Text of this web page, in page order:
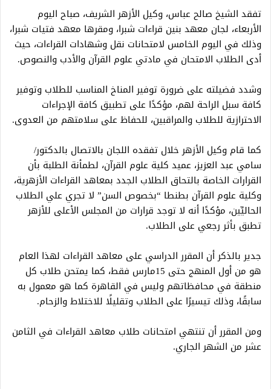
تفقد الشيخ صالح عباس، وكيل الأزهر الشريف، صباح اليوم
الأربعاء، لجان معهد بنين قراءات شبرا، ومقرها معهد فتيات شبرا،
وذلك في اليوم الخامس لامتحانات نقل وشهادات القراءات، حيث
أدى الطلاب الامتحان في مادتي علوم القرآن والأدب والنصوص.
وشدد فضيلته على ضرورة توفير المناخ المناسب للطلاب وتوفير
كافة سبل الراحة لهم، مؤكدًا على تطبيق كافة الإجراءات
الاحترازية للطلاب والمراقبين، للحفاظ على سلامتهم من العدوى.
كما قام وكيل الأزهر خلال تفقده اللجان بالاتصال بالدكتور/
سامي عبد العزيز، عميد كلية علوم القرآن، لطمأنة الطلبة بأن
القرارات الخاصة بالتحاق الطلاب الجدد بمعاهد القراءات الأزهرية،
وكلية علوم القرآن بطنطا “بخصوص السن” لا تجري علي الطلاب
الحاليِّين، مؤكدًا أنه لا توجد قرارات من المجلس الأعلى للأزهر
تطبق بأثر رجعي على الطلاب.
جدير بالذكر أن المقرر الدراسي على معاهد القراءات لهذا العام
هو من أول المنهج حتى 15مارس فقط، كما يمتحن طلاب كل
منطقة في محافظاتهم وليس في القاهرة كما هو معمول به
سابقًا، وذلك تيسيرًا على الطلاب وتقليلًا للاختلاط والزحام.
ومن المقرر أن تنتهي امتحانات طلاب معاهد القراءات في الثامن
عشر من الشهر الجاري.